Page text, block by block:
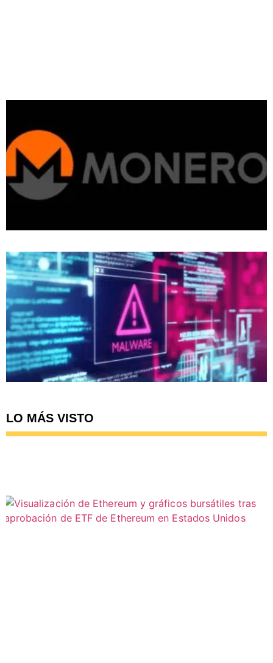
LO MÁS VISTO